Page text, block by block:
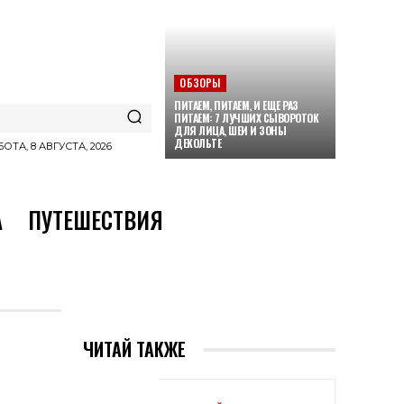
8 АВГУСТА, 2026
ОБЗОРЫ
ПИТАЕМ, ПИТАЕМ, И ЕЩЕ РАЗ
ПИТАЕМ: 7 ЛУЧШИХ СЫВОРОТОК
ДЛЯ ЛИЦА, ШЕИ И ЗОНЫ
ДЕКОЛЬТЕ
ПУТЕШЕСТВИЯ
ЧИТАЙ ТАКЖЕ